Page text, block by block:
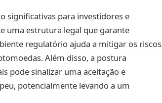
significativas para investidores e
uma estrutura legal que garante
regulatório ajuda a mitigar os riscos
Além disso, a postura
pode sinalizar uma aceitação e
potencialmente levando a um